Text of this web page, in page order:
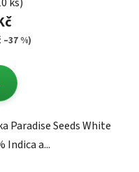
–37 %)
Paradise Seeds White
Indica a...